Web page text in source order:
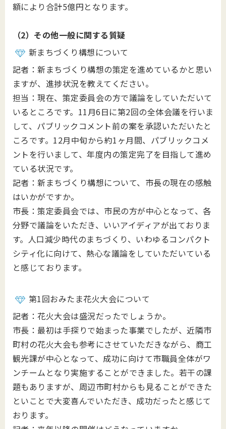
額により合計5億円となります。
（2）その他一般に関する質疑
新まちづくり構想について
記者：新まちづくり構想の策定を進めているかと思い
ますが、進捗状況を教えてください。
担当：現在、策定委員会の方で議論をしていただいて
いるところです。11月6日に第2回の全体会議を行いま
して、パブリックコメント前の案を承認いただいたと
ころです。12月中旬から約1ヶ月間、パブリックコメ
ントを行いまして、年度内の策定完了を目指して進め
ている状況です。
記者：新まちづくり構想について、市長の現在の感触
はいかがですか。
市長：策定委員会では、市民の方が中心となって、各
分野で議論をいただき、いいアイディアが出ておりま
す。人口減少時代のまちづくり、いわゆるコンパクト
シティ化に向けて、熱心な議論をしていただいている
と感じております。
第1回おみたま花火大会について
記者：花火大会は盛況だったでしょうか。
市長：最初は手探りで始まった事業でしたが、近隣市
町村の花火大会も参考にさせていただきながら、商工
観光課が中心となって、成功に向けて市職員全体がワ
ンチームとなり実施することができました。若干の課
題もありますが、周辺市町村からも見ることができた
といことで大変喜んでいただき、成功だったと感じて
おります。